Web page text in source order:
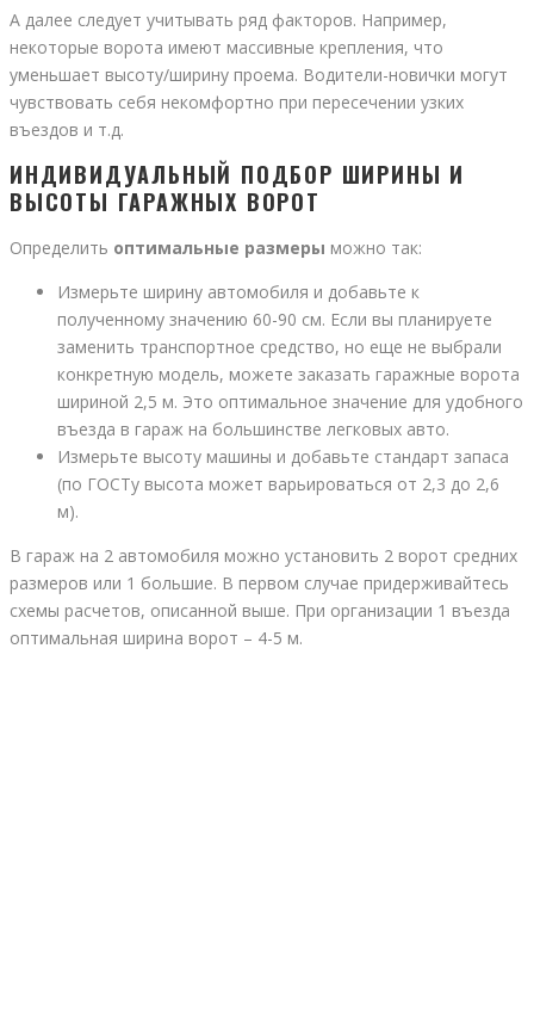
А далее следует учитывать ряд факторов. Например,
некоторые ворота имеют массивные крепления, что
уменьшает высоту/ширину проема. Водители-новички могут
чувствовать себя некомфортно при пересечении узких
въездов и т.д.
ИНДИВИДУАЛЬНЫЙ ПОДБОР ШИРИНЫ И
ВЫСОТЫ ГАРАЖНЫХ ВОРОТ
Определить оптимальные размеры можно так:
Измерьте ширину автомобиля и добавьте к
полученному значению 60-90 см. Если вы планируете
заменить транспортное средство, но еще не выбрали
конкретную модель, можете заказать гаражные ворота
шириной 2,5 м. Это оптимальное значение для удобного
въезда в гараж на большинстве легковых авто.
Измерьте высоту машины и добавьте стандарт запаса
(по ГОСТу высота может варьироваться от 2,3 до 2,6
м).
В гараж на 2 автомобиля можно установить 2 ворот средних
размеров или 1 большие. В первом случае придерживайтесь
схемы расчетов, описанной выше. При организации 1 въезда
оптимальная ширина ворот – 4-5 м.